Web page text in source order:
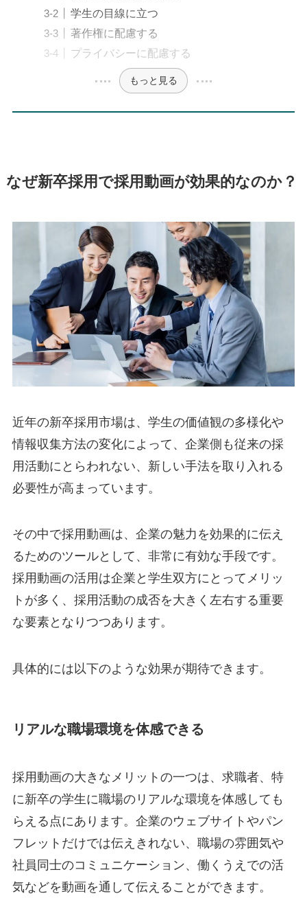
学生の目線に立つ
著作権に配慮する
プライバシーに配慮する
もっと見る
なぜ新卒採用で採用動画が効果的なのか？
近年の新卒採用市場は、学生の価値観の多様化や
情報収集方法の変化によって、企業側も従来の採
用活動にとらわれない、新しい手法を取り入れる
必要性が高まっています。
その中で採用動画は、企業の魅力を効果的に伝え
るためのツールとして、非常に有効な手段です。
採用動画の活用は企業と学生双方にとってメリッ
トが多く、採用活動の成否を大きく左右する重要
な要素となりつつあります。
具体的には以下のような効果が期待できます。
リアルな職場環境を体感できる
採用動画の大きなメリットの一つは、求職者、特
に新卒の学生に職場のリアルな環境を体感しても
らえる点にあります。企業のウェブサイトやパン
フレットだけでは伝えきれない、職場の雰囲気や
社員同士のコミュニケーション、働くうえでの活
気などを動画を通して伝えることができます。